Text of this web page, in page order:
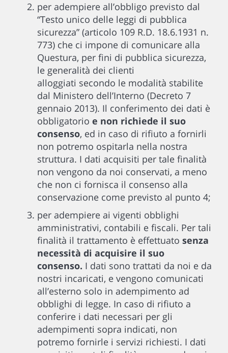
per adempiere all’obbligo previsto dal
“Testo unico delle leggi di pubblica
sicurezza” (articolo 109 R.D. 18.6.1931 n.
773) che ci impone di comunicare alla
Questura, per fini di pubblica sicurezza,
le generalità dei clienti
alloggiati secondo le modalità stabilite
dal Ministero dell’Interno (Decreto 7
gennaio 2013). Il conferimento dei dati è
obbligatorio e non richiede il suo
consenso, ed in caso di rifiuto a fornirli
non potremo ospitarla nella nostra
struttura. I dati acquisiti per tale finalità
non vengono da noi conservati, a meno
che non ci fornisca il consenso alla
conservazione come previsto al punto 4;
per adempiere ai vigenti obblighi
amministrativi, contabili e fiscali. Per tali
finalità il trattamento è effettuato senza
necessità di acquisire il suo
consenso. I dati sono trattati da noi e da
nostri incaricati, e vengono comunicati
all’esterno solo in adempimento ad
obblighi di legge. In caso di rifiuto a
conferire i dati necessari per gli
adempimenti sopra indicati, non
potremo fornirle i servizi richiesti. I dati